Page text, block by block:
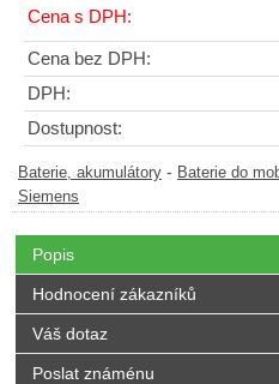
Cena s DPH:
Cena bez DPH:
DPH:
Dostupnost:
Baterie, akumulátory - Baterie do
Siemens
Popis
Hodnocení zákazníků
Váš dotaz
Poslat známénu